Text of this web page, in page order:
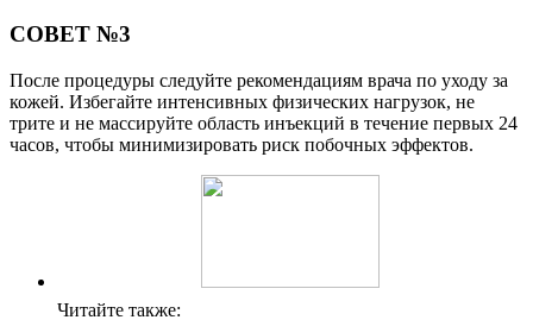
СОВЕТ №3
После процедуры следуйте рекомендациям врача по уходу за
кожей. Избегайте интенсивных физических нагрузок, не
трите и не массируйте область инъекций в течение первых 24
часов, чтобы минимизировать риск побочных эффектов.
Читайте также: